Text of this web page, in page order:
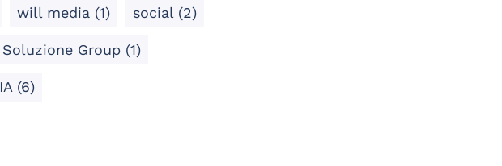
will media (1) social (2)
Soluzione Group (1)
IA (6)